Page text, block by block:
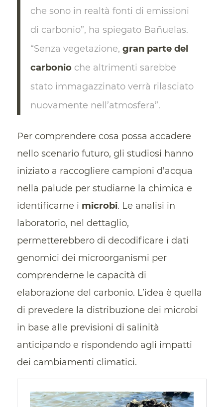
che sono in realtà fonti di emissioni
di carbonio”, ha spiegato Bañuelas.
“Senza vegetazione, gran parte del
carbonioche altrimenti sarebbe
stato immagazzinato verrà rilasciato
nuovamente nell’atmosfera”.
Per comprendere cosa possa accadere
nello scenario futuro, gli studiosi hanno
iniziato a raccogliere campioni d’acqua
nella palude per studiarne la chimica e
identificarne i microbi. Le analisi in
laboratorio, nel dettaglio,
permetterebbero di decodificare i dati
genomici dei microorganismi per
comprenderne le capacità di
elaborazione del carbonio. L’idea è quella
di prevedere la distribuzione dei microbi
in base alle previsioni di salinità
anticipando e rispondendo agli impatti
dei cambiamenti climatici.